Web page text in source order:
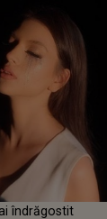
îndrăgostit